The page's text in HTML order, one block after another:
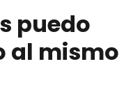
puedo
al mismo